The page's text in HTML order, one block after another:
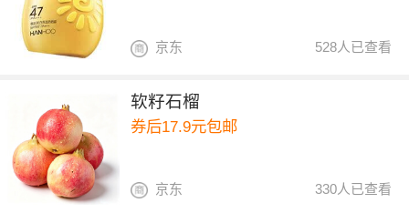
528人已查看
京东
软籽石榴
券后17.9元包邮
330人已查看
京东